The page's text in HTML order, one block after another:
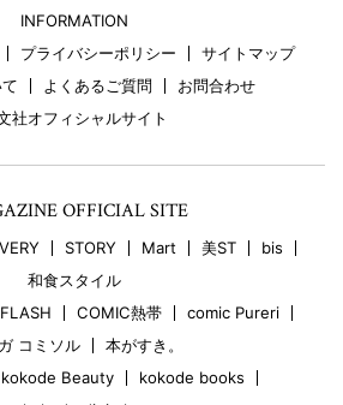
INFORMATION
プライバシーポリシー
サイトマップ
よくあるご質問
お問合わせ
社オフィシャルサイト
OFFICIAL SITE
VERY STORY Mart 美ST
bis
和食スタイル
COMIC熱帯
comic Pureri
コミソル
本がすき。
kokode Beauty
kokode books